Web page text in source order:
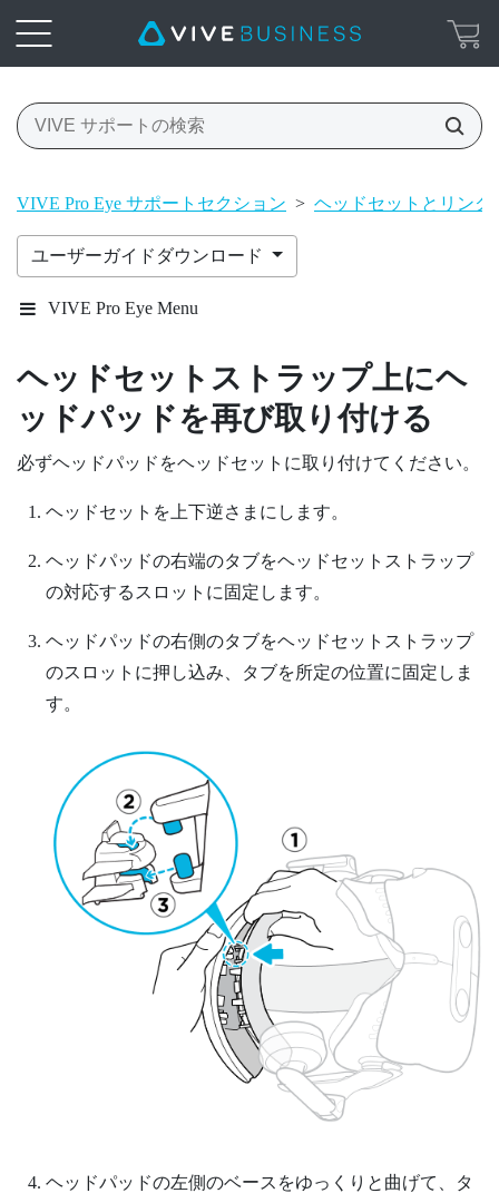
VIVE Pro Eye サポートセクション > ヘッドセットとリンク
ユーザーガイドダウンロード
VIVE Pro Eye Menu
ヘッドセットストラップ上にヘ
ッドパッドを再び取り付ける
必ずヘッドパッドをヘッドセットに取り付けてください。
ヘッドセットを上下逆さまにします。
ヘッドパッドの右端のタブをヘッドセットストラップ
の対応するスロットに固定します。
ヘッドパッドの右側のタブをヘッドセットストラップ
のスロットに押し込み、タブを所定の位置に固定しま
す。
ヘッドパッドの左側のベースをゆっくりと曲げて、タ